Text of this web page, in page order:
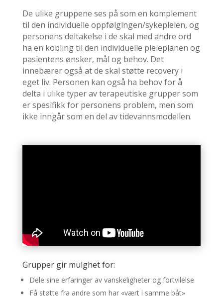
De ulike gruppene ses på som en komplement
til den individuelle oppfølgingen/sykepleien, og
personens deltakelse i de skal med andre ord
ha en kobling til den individuelle pleieplanen og
pasientens ønsker, mål og behov. Det
innebærer også at de skal støtte recovery i
eget liv. Personen kan også ha behov for å
delta i ulike typer av terapeutiske grupper som
er spesifikk for personens problem, men som
ikke inngår som en del av tidevannsmodellen.
Grupper gir mulghet for:
Dele sine erfaringer av vanskeligheter og fortvilelse
Få støtte fra andre som har «vært i samme båt»